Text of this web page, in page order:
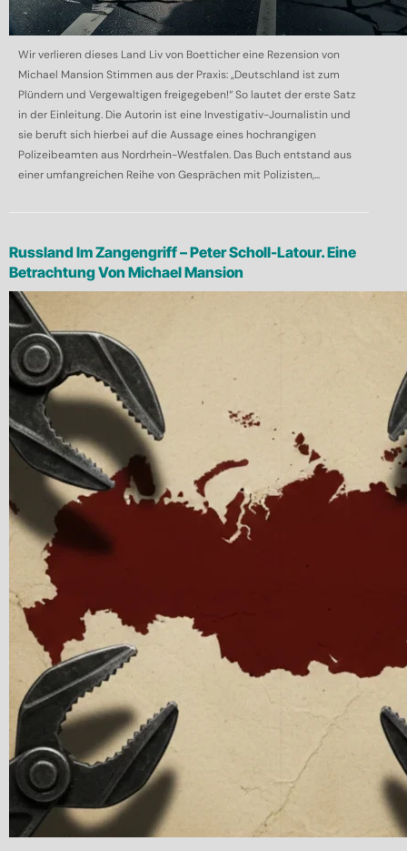
Wir verlieren dieses Land Liv von Boetticher eine Rezension von
Michael Mansion Stimmen aus der Praxis: „Deutschland ist zum
Plündern und Vergewaltigen freigegeben!“ So lautet der erste Satz
in der Einleitung. Die Autorin ist eine Investigativ-Journalistin und
sie beruft sich hierbei auf die Aussage eines hochrangigen
Polizeibeamten aus Nordrhein-Westfalen. Das Buch entstand aus
einer umfangreichen Reihe von Gesprächen mit Polizisten,...
Russland Im Zangengriff – Peter Scholl-Latour. Eine
Betrachtung Von Michael Mansion